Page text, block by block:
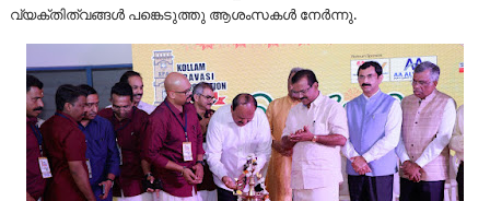
വ്യക്തിത്വങ്ങൾ പങ്കെടുത്തു ആശംസകൾ നേർന്നു.